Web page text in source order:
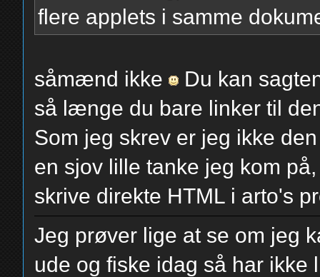
flere applets i samme
såmænd ikke
Du kan
så længe du bare linker til
Som jeg skrev er jeg ikke
en sjov lille tanke jeg kom
skrive direkte HTML i arto's
Jeg prøver lige at se om jeg
ude og fiske idag så har